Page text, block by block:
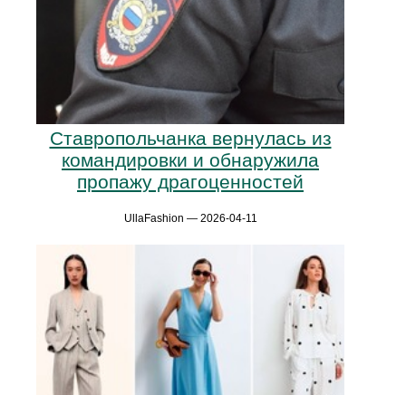
Ставропольчанка вернулась из
командировки и обнаружила
пропажу драгоценностей
UllaFashion — 2026-04-11